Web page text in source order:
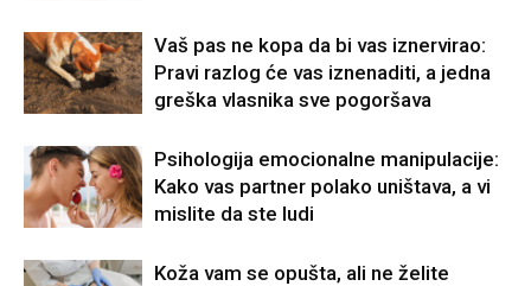
Vaš pas ne kopa da bi vas iznervirao:
Pravi razlog će vas iznenaditi, a jedna
greška vlasnika sve pogoršava
Psihologija emocionalne manipulacije:
Kako vas partner polako uništava, a vi
mislite da ste ludi
Koža vam se opušta, ali ne želite